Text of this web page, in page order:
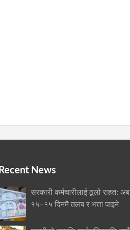
Recent News
सरकारी कर्मचारीलाई ठूलो राहत: अब
१५–१५ दिनमै तलब र भत्ता पाइने